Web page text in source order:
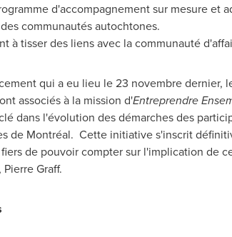
d'accompagnement sur mesure et
communautés autochtones.
à tisser des liens avec la communauté
qui a eu lieu le 23 novembre dernier,
associés à la mission d'Entreprendre
dans l'évolution des démarches des
de Montréal. Cette initiative s'inscrit
de pouvoir compter sur l'implication de
Pierre Graff.